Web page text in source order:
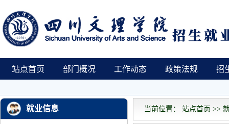
站点首页 部门概况 工作动态 政策法规 招
当前位置： 站点首页 >>
就业信息